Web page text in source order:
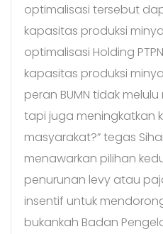
optimalisasi tersebut
kapasitas produksi
optimalisasi Holding
kapasitas produksi
peran BUMN tidak
tapi juga meningkatkan
masyarakat?” tegas
menawarkan pilihan
penurunan levy atau
insentif untuk
bukankah Badan